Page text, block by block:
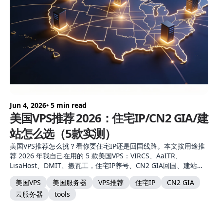
Jun 4, 2026• 5 min read
美国VPS推荐 2026：住宅IP/CN2 GIA/建
站怎么选（5款实测）
美国VPS推荐怎么挑？看你要住宅IP还是回国线路。本文按用途推
荐 2026 年我自己在用的 5 款美国VPS：VIRCS、AaITR、
LisaHost、DMIT、搬瓦工，住宅IP养号、CN2 GIA回国、建站各
有对口，附选购建议。
美国VPS 美国服务器 VPS推荐 住宅IP
CN2 GIA
云服务器
tools